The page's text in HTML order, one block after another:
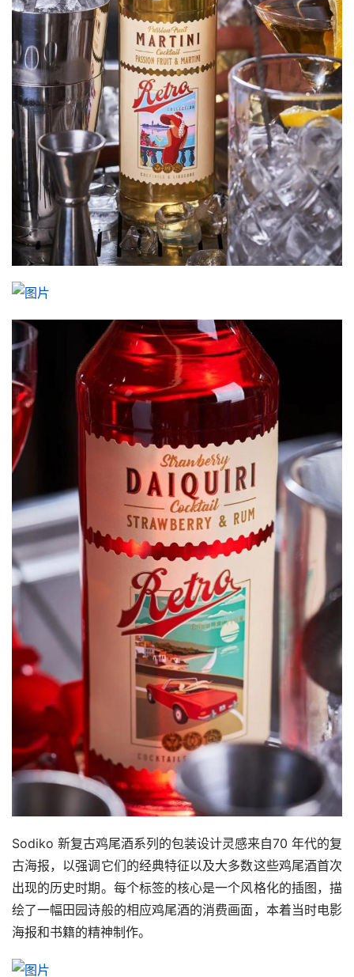
Sodiko 新复古鸡尾酒系列的包装设计灵感来自70 年代的复
古海报，以强调它们的经典特征以及大多数这些鸡尾酒首次
出现的历史时期。每个标签的核心是一个风格化的插图，描
绘了一幅田园诗般的相应鸡尾酒的消费画面，本着当时电影
海报和书籍的精神制作。